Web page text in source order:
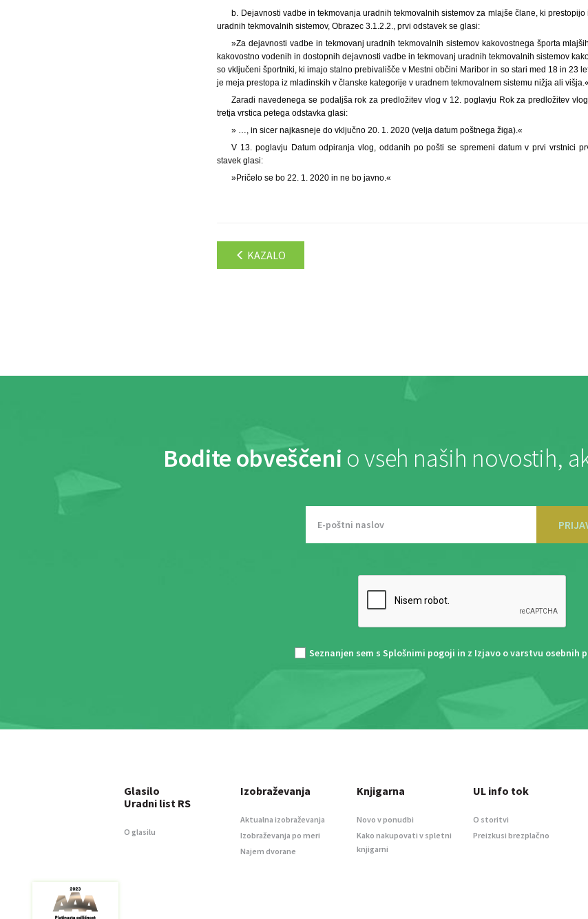
b. Dejavnosti vadbe in tekmovanja uradnih tekmovalnih sistemov za mlajše člane, ki
uradnih tekmovalnih sistemov, Obrazec 3.1.2.2., prvi odstavek se glasi:
»Za dejavnosti vadbe in tekmovanj uradnih tekmovalnih sistemov kakovostnega športa
kakovostno vodenih in dostopnih dejavnosti vadbe in tekmovanj uradnih tekmovalnih sistemov
so vključeni športniki, ki imajo stalno prebivališče v Mestni občini Maribor in so stari med 18 in 23
je meja prestopa iz mladinskih v članske kategorije v uradnem tekmovalnem sistemu nižja ali višja.«
Zaradi navedenega se podaljša rok za predložitev vlog v 12. poglavju Rok za predložitev
tretja vrstica petega odstavka glasi:
» …, in sicer najkasneje do vključno 20. 1. 2020 (velja datum poštnega žiga).«
V 13. poglavju Datum odpiranja vlog, oddanih po pošti se spremeni datum v prvi vrstnici
stavek glasi:
»Pričelo se bo 22. 1. 2020 in ne bo javno.«
KAZALO
Bodite obveščeni o vseh naših novostih,
Seznanjen sem s Splošnimi pogoji in z Izjavo o varstvu osebnih
Glasilo
Uradni list RS
O glasilu
Izobraževanja
Aktualna izobraževanja
Izobraževanja po meri
Najem dvorane
Knjigarna
Novo v ponudbi
Kako nakupovati v spletni
knjigarni
UL info tok
O storitvi
Preizkusi brezplačno